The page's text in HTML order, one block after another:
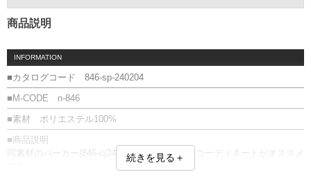
商品説明
INFORMATION
■カタログコード 846-sp-240204
■M-CODE n-846
■素材 ポリエステル100%
■商品説明
同素材のパーカー(846-cj2401dry)とセットでのコーディネートがオススメ
続きを見る＋